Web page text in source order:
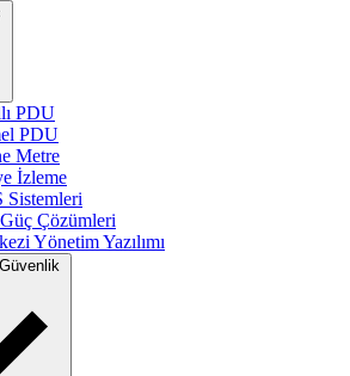
PDU
PDU
Metre
İzleme
Sistemleri
Çözümleri
Yönetim Yazılımı